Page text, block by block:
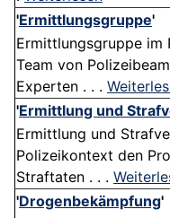
'Ermittlungsgruppe'
Ermittlungsgruppe im
Team von
Experten . . .
'Ermittlung und
Ermittlung und
Polizeikontext den
Straftaten . . .
'Drogenbekämpfung'